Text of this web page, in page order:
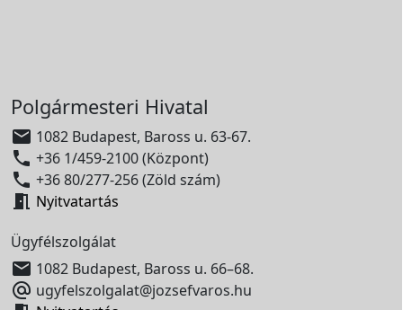
Polgármesteri Hivatal
 1082 Budapest, Baross u. 63-67.
 +36 1/459-2100 (Központ)
 +36 80/277-256 (Zöld szám)
 Nyitvatartás
Ügyfélszolgálat
 1082 Budapest, Baross u. 66–68.
 ugyfelszolgalat@jozsefvaros.hu